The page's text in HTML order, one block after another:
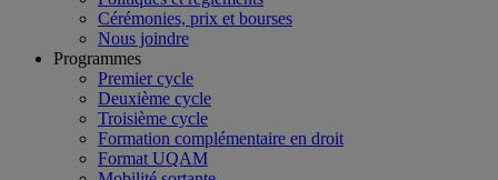
Cérémonies, prix et bourses
Nous joindre
Programmes
Premier cycle
Deuxième cycle
Troisième cycle
Formation complémentaire en droit
Format UQAM